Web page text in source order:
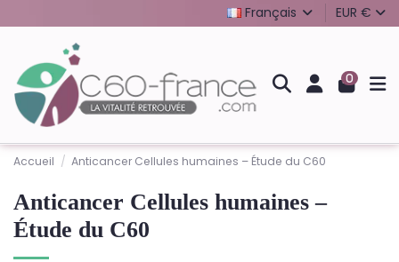
Français EUR €
0
Accueil Anticancer Cellules humaines – Étude du C60
Anticancer Cellules humaines –
Étude du C60